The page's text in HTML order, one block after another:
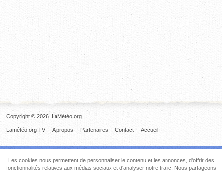
Copyright © 2026. LaMétéo.org
Accueil
Contact
Partenaires
A propos
Lamétéo.org TV
Les cookies nous permettent de personnaliser le contenu et les annonces, d'offrir des
fonctionnalités relatives aux médias sociaux et d'analyser notre trafic. Nous partageons